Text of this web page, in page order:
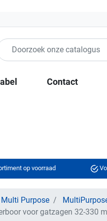
Contact
op voorraad
Purpose
voor gatzagen 32-330